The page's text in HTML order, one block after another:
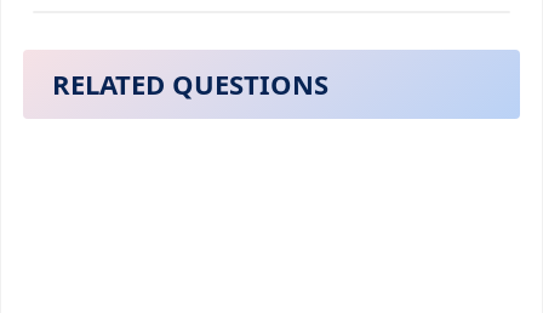
RELATED QUESTIONS